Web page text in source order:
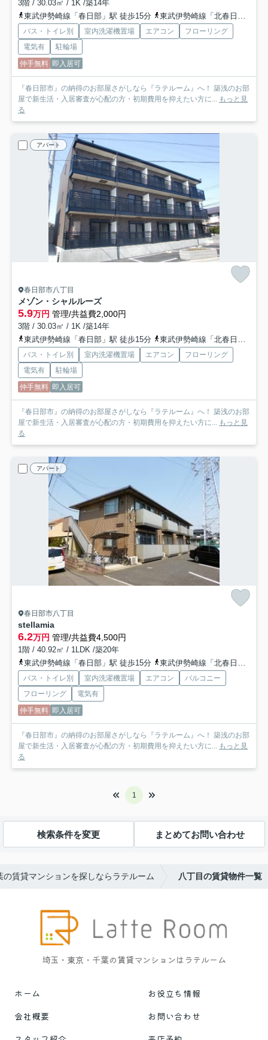
3階 / 30.03㎡ / 1K /築14年
東武伊勢崎線「春日部」駅 徒歩15分
東武伊勢崎線「北春日部」駅 徒歩26分
バス・トイレ別 室内洗濯機置場 エアコン
フローリング
電気有
駐輪場
仲手無料 即入居可
『春日部市』の納得のお部屋さがしなら『ラテルーム』へ！ 築浅のお部
屋で新生活・入居審査が心配の方・初期費用を抑えたい方に... もっと見
る
アパート
春日部市八丁目
メゾン・シャルルーズ
5.9万円 管理/共益費2,000円
3階 / 30.03㎡ / 1K /築14年
東武伊勢崎線「春日部」駅 徒歩15分
東武伊勢崎線「北春日部」駅 徒歩26分
バス・トイレ別 室内洗濯機置場 エアコン
フローリング
電気有
駐輪場
仲手無料 即入居可
『春日部市』の納得のお部屋さがしなら『ラテルーム』へ！ 築浅のお部
屋で新生活・入居審査が心配の方・初期費用を抑えたい方に... もっと見
る
アパート
春日部市八丁目
stellamia
6.2万円 管理/共益費4,500円
1階 / 40.92㎡ / 1LDK /築20年
東武伊勢崎線「春日部」駅 徒歩15分
東武伊勢崎線「北春日部」駅 徒歩28分
バス・トイレ別 室内洗濯機置場 エアコン
バルコニー
フローリング
電気有
仲手無料 即入居可
『春日部市』の納得のお部屋さがしなら『ラテルーム』へ！ 築浅のお部
屋で新生活・入居審査が心配の方・初期費用を抑えたい方に... もっと見
る
1
検索条件を変更 まとめてお問い合わせ
の賃貸マンションを探しならラテルーム 八丁目の賃貸物件一覧
埼玉・東京・千葉の賃貸マンションはラテルーム
ホーム
お役立ち情報
会社概要
お問い合わせ